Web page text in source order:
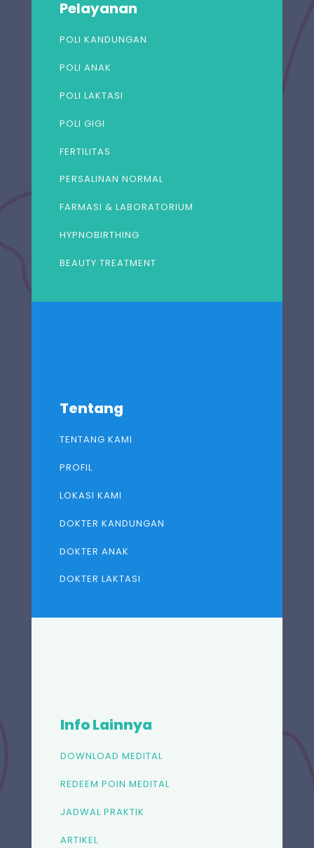
Pelayanan
POLI KANDUNGAN
POLI ANAK
POLI LAKTASI
POLI GIGI
FERTILITAS
PERSALINAN NORMAL
FARMASI & LABORATORIUM
HYPNOBIRTHING
BEAUTY TREATMENT
Tentang
TENTANG KAMI
PROFIL
LOKASI KAMI
DOKTER KANDUNGAN
DOKTER ANAK
DOKTER LAKTASI
Info Lainnya
DOWNLOAD MEDITAL
REDEEM POIN MEDITAL
JADWAL PRAKTIK
ARTIKEL